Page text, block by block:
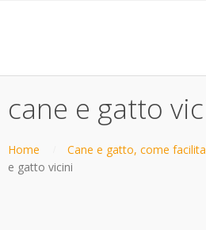
cane e gatto
Home Cane e gatto, come
e gatto vicini